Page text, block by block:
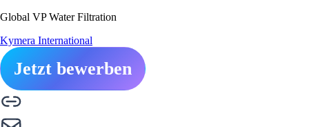
Global VP Water Filtration
Kymera International
Jetzt bewerben